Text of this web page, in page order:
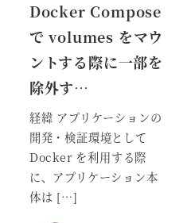
Docker Compose
で volumes をマウ
ントする際に一部を
除外す…
経緯 アプリケーションの
開発・検証環境として
Docker を利用する際
に、アプリケーション本
体は […]